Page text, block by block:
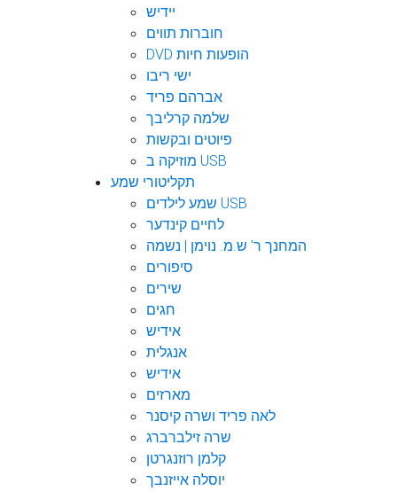
יידיש
חוברות תווים
DVD הופעות חיות
ישי ריבו
אברהם פריד
שלמה קרליבך
פיוטים ובקשות
מוזיקה ב USB
תקליטורי שמע
שמע לילדים USB
לחיים קינדער
המחנך ר' ש.מ. נוימן | נשמה
סיפורים
שירים
חגים
אידיש
אנגלית
אידיש
מארזים
לאה פריד ושרה קיסנר
שרה זילברברג
קלמן רוזנגרטן
יוסלה אייזנבך